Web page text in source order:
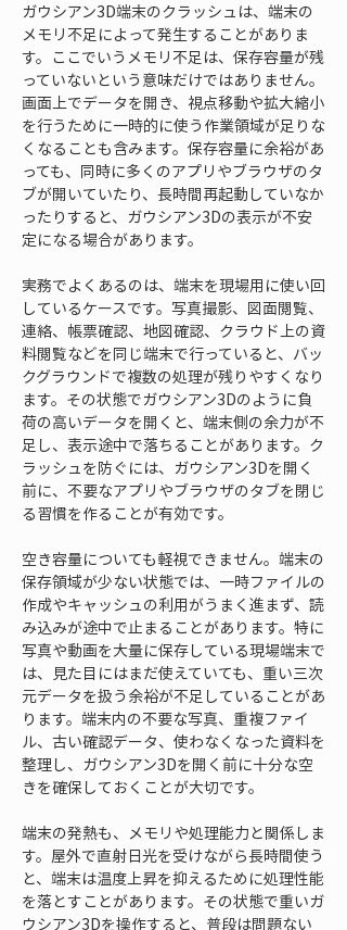
ガウシアン3D端末のクラッシュは、端末の
メモリ不足によって発生することがありま
す。ここでいうメモリ不足は、保存容量が残
っていないという意味だけではありません。
画面上でデータを開き、視点移動や拡大縮小
を行うために一時的に使う作業領域が足りな
くなることも含みます。保存容量に余裕があ
っても、同時に多くのアプリやブラウザのタ
ブが開いていたり、長時間再起動していなか
ったりすると、ガウシアン3Dの表示が不安
定になる場合があります。
実務でよくあるのは、端末を現場用に使い回
しているケースです。写真撮影、図面閲覧、
連絡、帳票確認、地図確認、クラウド上の資
料閲覧などを同じ端末で行っていると、バッ
クグラウンドで複数の処理が残りやすくなり
ます。その状態でガウシアン3Dのように負
荷の高いデータを開くと、端末側の余力が不
足し、表示途中で落ちることがあります。ク
ラッシュを防ぐには、ガウシアン3Dを開く
前に、不要なアプリやブラウザのタブを閉じ
る習慣を作ることが有効です。
空き容量についても軽視できません。端末の
保存領域が少ない状態では、一時ファイルの
作成やキャッシュの利用がうまく進まず、読
み込みが途中で止まることがあります。特に
写真や動画を大量に保存している現場端末で
は、見た目にはまだ使えていても、重い三次
元データを扱う余裕が不足していることがあ
ります。端末内の不要な写真、重複ファイ
ル、古い確認データ、使わなくなった資料を
整理し、ガウシアン3Dを開く前に十分な空
きを確保しておくことが大切です。
端末の発熱も、メモリや処理能力と関係しま
す。屋外で直射日光を受けながら長時間使う
と、端末は温度上昇を抑えるために処理性能
を落とすことがあります。その状態で重いガ
ウシアン3Dを操作すると、普段は問題ない